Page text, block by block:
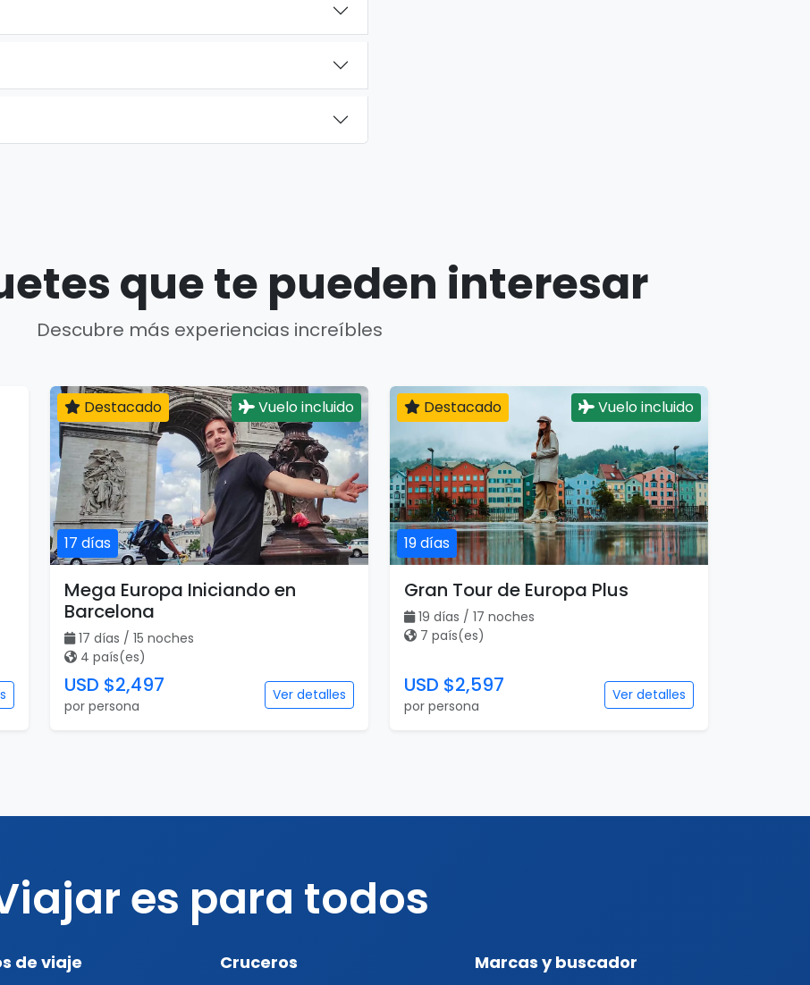
que te pueden interesar
Descubre más experiencias increíbles
17 días
Destacado Vuelo incluido
Mega Europa Iniciando en
Barcelona
17 días / 15 noches
4 país(es)
USD $2,497
por persona
Ver detalles
19 días
Destacado Vuelo incluido
Gran Tour de Europa Plus
19 días / 17 noches
7 país(es)
USD $2,597
por persona
Ver detalles
es para todos
de viaje Cruceros Marcas y buscador